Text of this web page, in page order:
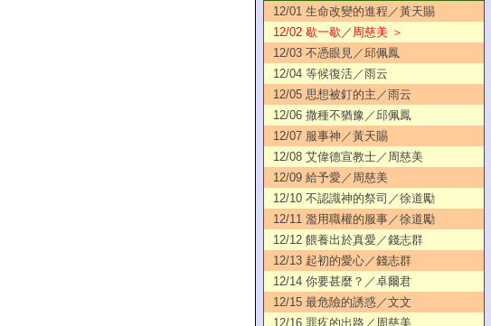
12/01 生命改變的進程／黃天賜
12/02 歇一歇／周慈美 ＞
12/03 不憑眼見／邱佩鳳
12/04 等候復活／雨云
12/05 思想被釘的主／雨云
12/06 撒種不猶豫／邱佩鳳
12/07 服事神／黃天賜
12/08 艾偉德宣教士／周慈美
12/09 給予愛／周慈美
12/10 不認識神的祭司／徐道勵
12/11 濫用職權的服事／徐道勵
12/12 餵養出於真愛／錢志群
12/13 起初的愛心／錢志群
12/14 你要甚麼？／卓爾君
12/15 最危險的誘惑／文文
12/16 罪疚的出路／周慈美